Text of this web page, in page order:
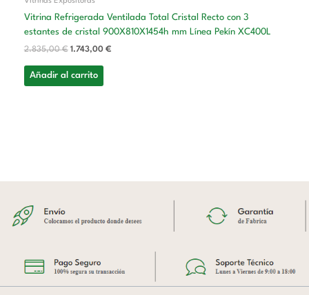
Vitrina Refrigerada Ventilada Total Cristal Recto con 3
estantes de cristal 900X810X1454h mm Línea Pekín XC400L
2.835,00€ 1.743,00 €
Añadir al carrito